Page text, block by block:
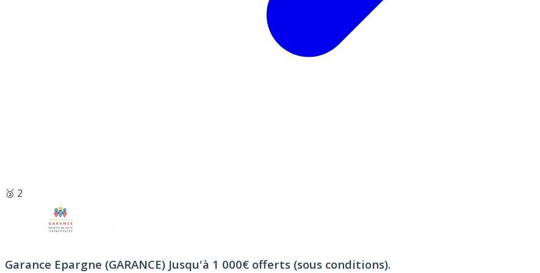
🥈 2
Garance Epargne (GARANCE) Jusqu'à 1 000€ offerts (sous conditions).